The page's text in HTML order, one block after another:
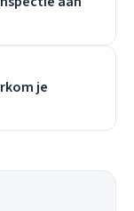
je